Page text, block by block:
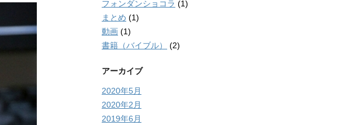
フォンダンショコラ (1)
まとめ (1)
動画 (1)
書籍（バイブル）
(2)
アーカイブ
2020年5月
2020年2月
2019年6月